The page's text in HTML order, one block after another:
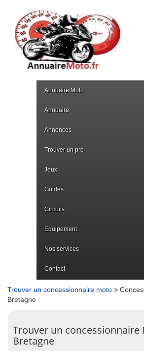
Annuaire Moto
Annuaire
Annonces
Trouver un pro
Jeux
Guides
Circuits
Equipement
Nos services
Contact
Trouver un concessionnaire moto >
Bretagne
Trouver un concessionnaire
Bretagne